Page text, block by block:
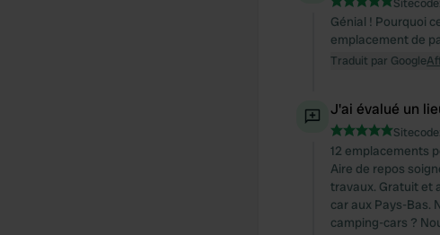
Sitecode:
Génial ! Pourquoi
emplacement de
Traduit par Google
J'ai évalué un
Sitecode:
12 emplacements
Aire de repos
travaux. Gratuit et
car aux Pays-Bas.
camping-cars ?